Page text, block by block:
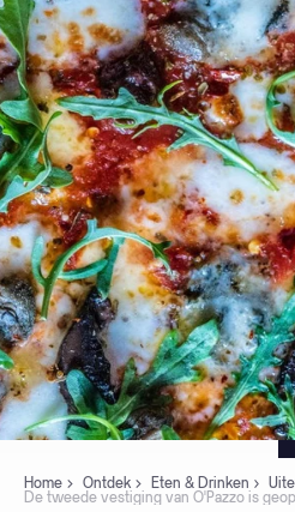
Home Ontdek Eten & Drinken
De tweede vestiging van O'Pazzo is